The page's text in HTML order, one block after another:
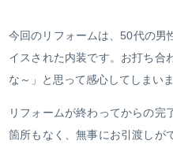
今回のリフォームは、50代の男
イスされた内装です。お打ち合
な～」と思って感心してしまいま
リフォームが終わってからの完
箇所もなく、無事にお引渡しが